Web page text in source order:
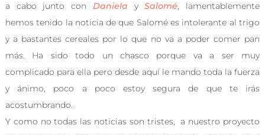
a cabo junto con Daniela ySalomé, lamentablemente
hemos tenido la noticia de que Salomé es intolerante al trigo
y a bastantes cereales por lo que no va a poder comer pan
más. Ha sido todo un chasco porque va a ser muy
complicado para ella pero desde aquí le mando toda la fuerza
y ánimo, poco a poco estoy segura de que te irás
acostumbrando.
Y como no todas las noticias son tristes, a nuestro proyecto